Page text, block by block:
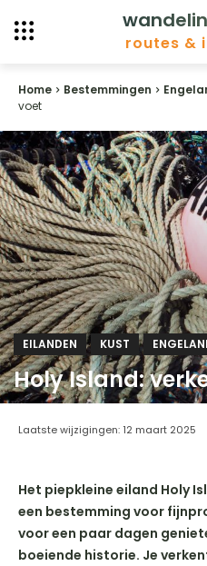
routes &
Home Bestemmingen
voet
EILANDEN KUST
Holy Island:
Laatste wijzigingen: 12 maart 2025
Het piepkleine eiland Holy
een bestemming voor
voor een paar dagen
boeiende historie. Je